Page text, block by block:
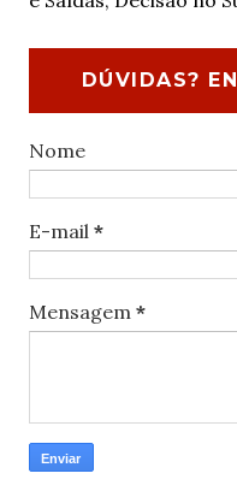
DÚVIDAS?
Nome
E-mail *
Mensagem *